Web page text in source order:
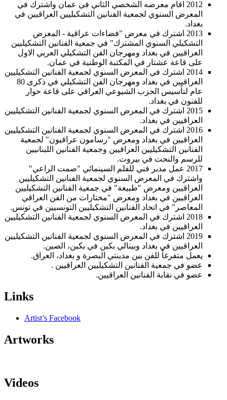
2012 اقام معرضه الشخصي الثاني في عمان واشترك في
المعرض السنوي لجمعية الفنانين التشكيليين العراقيين في
بغداد.
2013 اشترك في معرض "فضاءات عراقية - المعرض
التشكيلي السنوي المشترك" في جمعية الفنانين التشكيليين
العراقيين في بغداد ومهرجان الفن التشكيلي العربي الاول
على قاعة عشتار في المكتبة الوطنية في عمان.
2014 اشترك في المعرض السنوي لجمعية الفنانين التشكيليين
العراقيين في بغداد ومهرجان الفن التشكيلي في ذكرى 80
عام لتأسيس الحزب الشيوعي العراقي على قاعة حوار
للفنون في بغداد.
2015 اشترك في المعرض السنوي لجمعية الفنانين التشكيليين
العراقيين في بغداد.
2016 اشترك في المعرض السنوي لجمعية الفنانين التشكيليين
العراقيين في بغداد ومعرض "رسامون عراقيون" لجمعية
الفنانين التشكيليين العراقيين وجمعية الفنانين اللبنانيين
للرسم والنحت في بيروت.
2017 عمل مدير فني للفلم السينمائي "صمت الراعي"
واشترك في المعرض السنوي لجمعية الفنانين التشكيليين
العراقيين ومعرض "طبيعة" في جمعية الفنانين التشكيليين
العراقيين في بغداد ومعرض "مختارات من الفن العراقي
المعاصر" في اتحاد الفنانين التشكيليين التونسيين في تونس.
2018 اشترك في المعرض السنوي لجمعية الفنانين التشكيليين
العراقيين في بغداد.
2019 اشترك في المعرض السنوي لجمعية الفنانين التشكيليين
العراقيين في بغداد وبينالي بكين في بكين، الصين.
يعمل متفرغاً للفن بين مدينتي البصرة و بغداد، العراق.
عضو في جمعية الفنانين التشكيليين العراقيين .
عضو في نقابة الفنانين العراقيين.
Links
Artist’s Facebook
Artworks
Videos